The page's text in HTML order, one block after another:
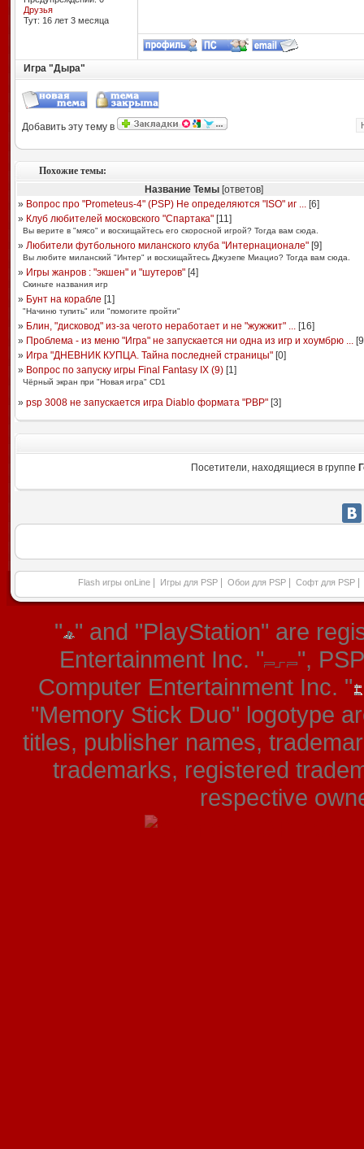
Друзья
Тут: 16 лет 3 месяцa
Игра "Дыра"
Добавить эту тему в
Похожие темы:
Название Темы[ответов]
» Вопрос про "Prometeus-4" (PSP) Не определяются "ISO" иг ...[6]
» Клуб любителей московского "Спартака"[11]
Вы верите в "мясо" и восхищайтесь его скоросной игрой? Тогда вам сюда.
» Любители футбольного миланского клуба "Интернационале"[9]
Вы любите миланский "Интер" и восхищайтесь Джузепе Миацио? Тогда вам сюда.
» Игры жанров : "экшен" и "шутеров"[4]
Скиньте названия игр
» Бунт на корабле [1]
"Начиню тупить" или "помогите пройти"
» Блин, "дисковод" из-за чегото неработает и не "жужжит" ...[16]
» Проблема - из меню "Игра" не запускается ни одна из игр и хоумбрю ...[9
» Игра "ДНЕВНИК КУПЦА. Тайна последней страницы"[0]
» Вопрос по запуску игры Final Fantasy IX (9)[1]
Чёрный экран при "Новая игра" CD1
» psp 3008 не запускается игра Diablo формата "PBP"[3]
Посетители, находящиеся в группе
Flash игры onLine Игры для PSP Обои для PSP Софт для PSP
" " and "PlayStation" are
Entertainment Inc. "
",
Computer Entertainment Inc. "
"Memory Stick Duo" logotype
titles, publisher names,
trademarks, registered
respective